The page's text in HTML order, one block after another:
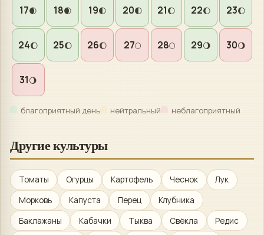
17🌒 18🌒 19🌓 20🌓 21🌔 22🌔 23🌔
24🌔 25🌔 26🌔 27🌕 28🌕 29🌖 30🌖
31🌖
благоприятный день нейтральный неблагоприятный
Другие культуры
Томаты Огурцы Картофель Чеснок
Лук
Морковь
Капуста Перец
Клубника
Баклажаны
Кабачки Тыква Свёкла
Редис